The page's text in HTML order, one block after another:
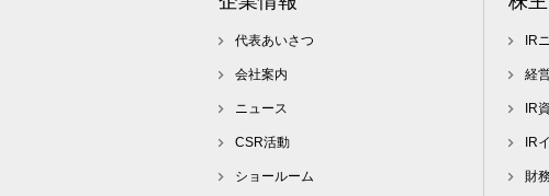
代表あいさつ
会社案内
ニュース
CSR活動
ショールーム
IR
経
IR
IR
財